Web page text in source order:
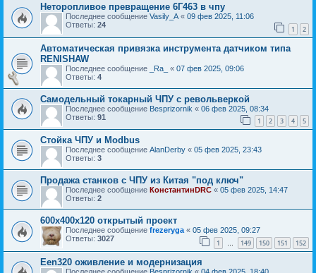
Неторопливое превращение 6Г463 в чпу
Последнее сообщение Vasily_A « 09 фев 2025, 11:06
Ответы: 24 1 2
Автоматическая привязка инструмента датчиком типа
RENISHAW
Последнее сообщение _Ra_ « 07 фев 2025, 09:06
Ответы: 4
Самодельный токарный ЧПУ с револьверкой
Последнее сообщение Besprizornik « 06 фев 2025, 08:34
Ответы: 91 1 2 3 4 5
Стойка ЧПУ и Modbus
Последнее сообщение AlanDerby « 05 фев 2025, 23:43
Ответы: 3
Продажа станков с ЧПУ из Китая "под ключ"
Последнее сообщение КонстантинDRC « 05 фев 2025, 14:47
Ответы: 2
600х400х120 открытый проект
Последнее сообщение frezeryga « 05 фев 2025, 09:27
Ответы: 3027 1 … 149 150 151 152
Een320 оживление и модернизация